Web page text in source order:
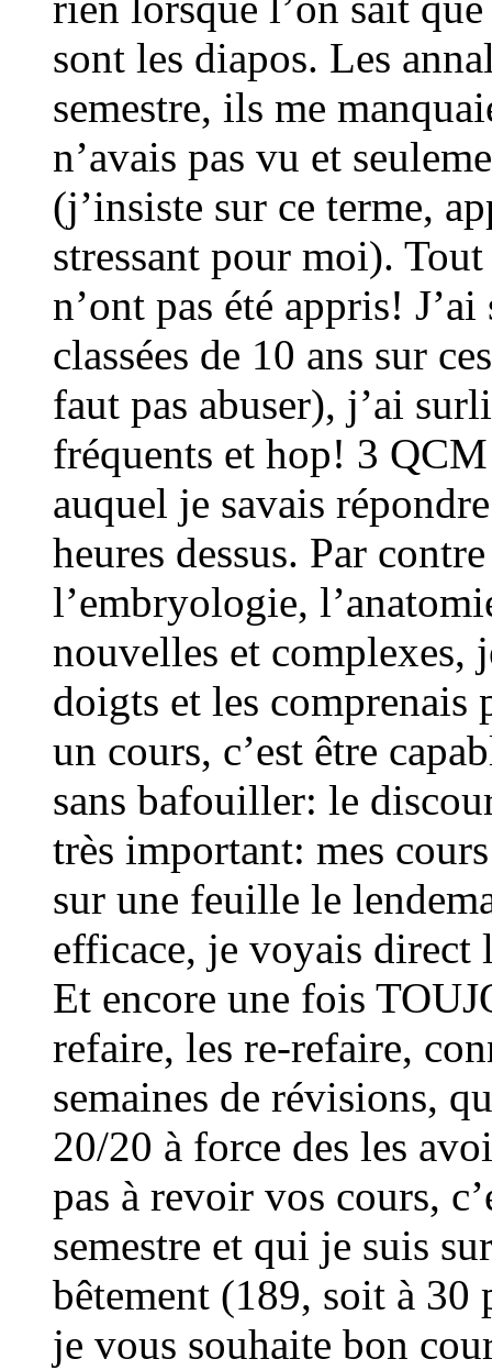
sont les diapos. Les
semestre, ils me
n’avais pas vu et
(j’insiste sur ce terme,
stressant pour moi).
n’ont pas été appris!
classées de 10 ans sur
faut pas abuser), j’ai
fréquents et hop! 3
auquel je savais
heures dessus. Par
l’embryologie,
nouvelles et complexes,
doigts et les
un cours, c’est être
sans bafouiller: le
très important: mes
sur une feuille le
efficace, je voyais direct
Et encore une fois
refaire, les re-refaire,
semaines de révisions,
20/20 à force des les
pas à revoir vos cours,
semestre et qui je suis
bêtement (189, soit à 30
je vous souhaite bon